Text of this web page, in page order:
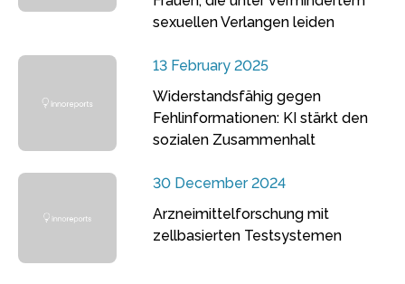
sexuellen Verlangen leiden
13 February 2025
Widerstandsfähig gegen
Fehlinformationen: KI stärkt den
sozialen Zusammenhalt
30 December 2024
Arzneimittelforschung mit
zellbasierten Testsystemen